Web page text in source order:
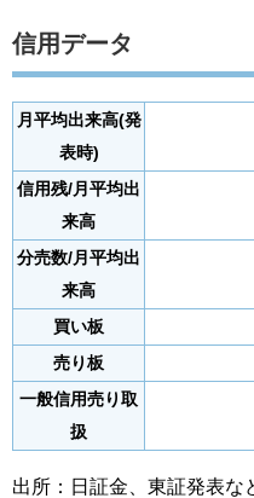
信用データ
月平均出来高(発
表時)
信用残/月平均出
来高
分売数/月平均出
来高
買い板
売り板
一般信用売り取
扱
出所：日証金、東証発表な